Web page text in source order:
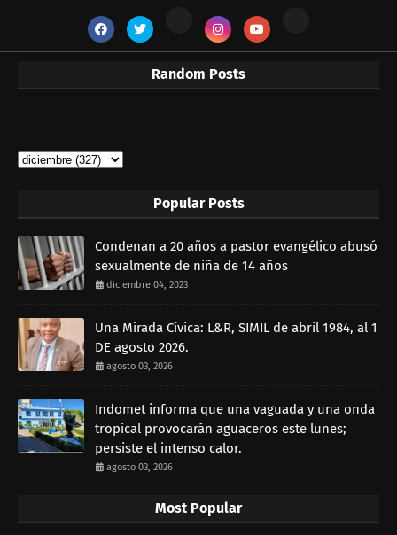
Random Posts
Popular Posts
Condenan a 20 años a pastor evangélico abusó
sexualmente de niña de 14 años
diciembre 04, 2023
Una Mirada Cívica: L&R, SIMIL de abril 1984, al 1
DE agosto 2026.
agosto 03, 2026
Indomet informa que una vaguada y una onda
tropical provocarán aguaceros este lunes;
persiste el intenso calor.
agosto 03, 2026
Most Popular